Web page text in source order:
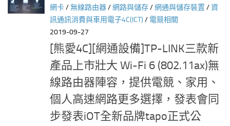
網卡/無線路由器/網路與儲存/網通與儲存裝置 /資
訊通訊消費與車用電子4C(ICT) / 電競相關
2019-09-27
[熊愛4C][網通設備]TP-LINK三款新
產品上市壯大 Wi-Fi 6 (802.11ax)無
線路由器陣容，提供電競、家用、
個人高速網路更多選擇，發表會同
步發表iOT全新品牌tapo正式公